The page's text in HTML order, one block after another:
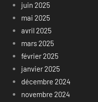
juin 2025
mai 2025
avril 2025
mars 2025
février 2025
janvier 2025
décembre 2024
novembre 2024